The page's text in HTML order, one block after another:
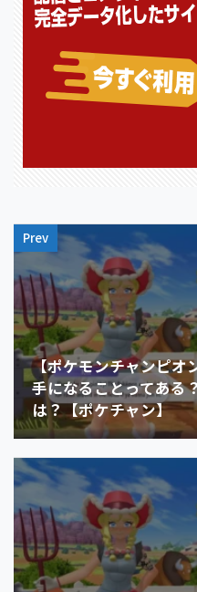
Prev
【ポケモンチャンピオ
手になることってある
は？【ポケチャン】